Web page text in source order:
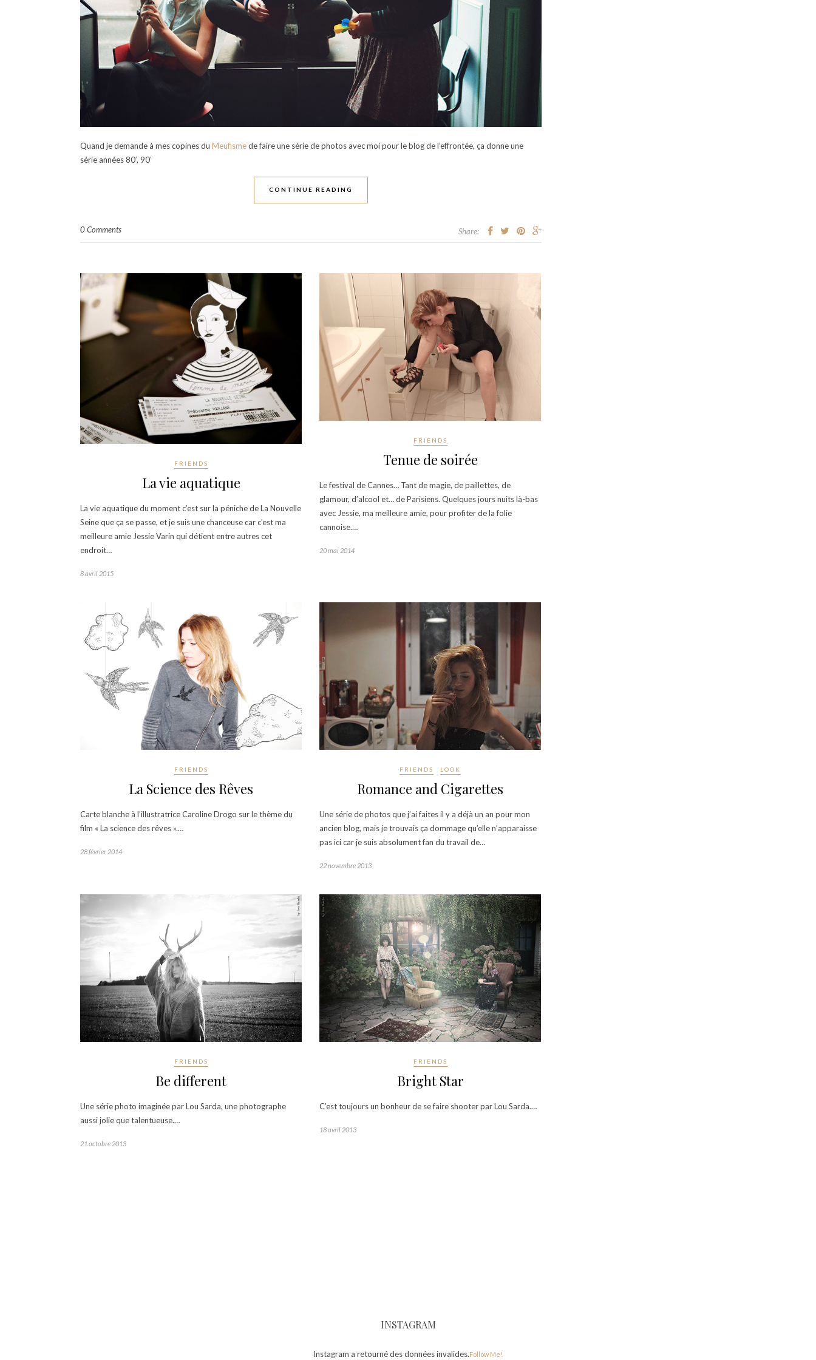
Quand je demande à mes copines du Meufismede faire une série de photos avec moi pour le blog de l’effrontée, ça donne une
série années 80′, 90′
CONTINUE READING
0 Comments Share:
FRIENDS
La vie aquatique
La vie aquatique du moment c’est sur la péniche de La Nouvelle
Seine que ça se passe, et je suis une chanceuse car c’est ma
meilleure amie Jessie Varin qui détient entre autres cet
endroit…
8 avril 2015
FRIENDS
Tenue de soirée
Le festival de Cannes… Tant de magie, de paillettes, de
glamour, d’alcool et… de Parisiens. Quelques jours nuits là-bas
avec Jessie, ma meilleure amie, pour profiter de la folie
cannoise.…
20 mai 2014
FRIENDS
La Science des Rêves
Carte blanche à l’illustratrice Caroline Drogo sur le thème du
film « La science des rêves ».…
28 février 2014
FRIENDS LOOK
Romance and Cigarettes
Une série de photos que j’ai faites il y a déjà un an pour mon
ancien blog, mais je trouvais ça dommage qu’elle n’apparaisse
pas ici car je suis absolument fan du travail de…
22 novembre 2013
FRIENDS
Be different
Une série photo imaginée par Lou Sarda, une photographe
aussi jolie que talentueuse.…
21 octobre 2013
FRIENDS
Bright Star
C’est toujours un bonheur de se faire shooter par Lou Sarda.…
18 avril 2013
INSTAGRAM
Instagram a retourné des données invalides.Follow Me!